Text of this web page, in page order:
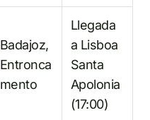
Badajoz,
Entronca
mento
Llegada
a Lisboa
Santa
Apolonia
(17:00)